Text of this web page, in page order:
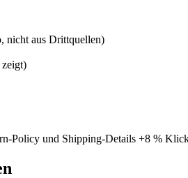
nicht aus Drittquellen)
Policy und Shipping-Details +8 %